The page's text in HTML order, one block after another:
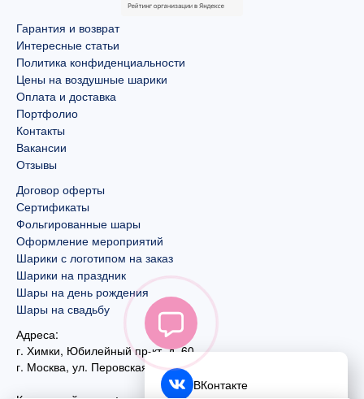
Гарантия и возврат
Интересные статьи
Политика конфиденциальности
Цены на воздушные шарики
Оплата и доставка
Портфолио
Контакты
Вакансии
Отзывы
Договор оферты
Сертификаты
Фольгированные шары
Оформление мероприятий
Шарики с логотипом на заказ
Шарики на праздник
Шары на день рождения
Шары на свадьбу
Адреса:
г. Химки, Юбилейный пр-кт, д. 60
г. Москва, ул. Перовская, д. 59
ВКонтакте